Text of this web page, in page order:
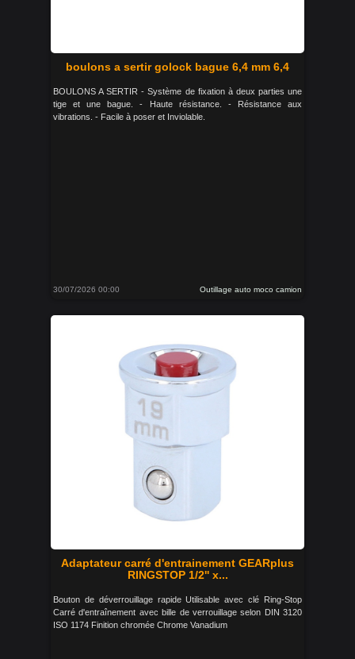
boulons a sertir golock bague 6,4 mm 6,4
BOULONS A SERTIR - Système de fixation à deux parties une
tige et une bague. - Haute résistance. - Résistance aux
vibrations. - Facile à poser et Inviolable.
30/07/2026 00:00 Outillage auto moco camion
Adaptateur carré d'entrainement GEARplus
RINGSTOP 1/2'' x...
Bouton de déverrouillage rapide Utilisable avec clé Ring-Stop
Carré d'entraînement avec bille de verrouillage selon DIN 3120
ISO 1174 Finition chromée Chrome Vanadium